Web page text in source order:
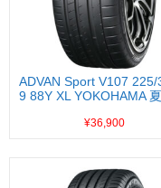
ADVAN Sport V107 225/
9 88Y XL YOKOHAMA 夏
¥36,900